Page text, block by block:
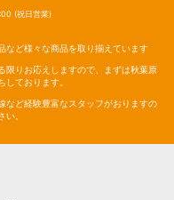
(祝日営業)
など様々な商品を取り揃えています
限りお応えしますので、まずは秋葉原
しております。
など経験豊富なスタッフがおりますの
い。